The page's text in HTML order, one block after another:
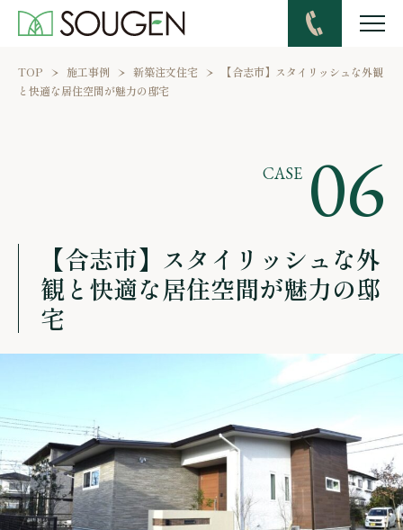
TEL
TOP 施工事例 新築注文住宅
【合志市】スタイリッシュな外観
と快適な居住空間が魅力の邸宅
CASE 06
【合志市】スタイリッシュな外
観と 快適な居住空間が魅力の邸
宅